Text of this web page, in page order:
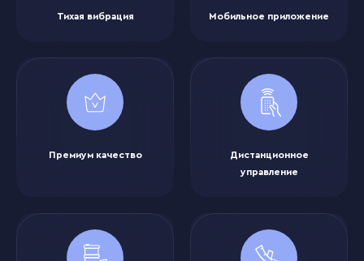
Тихая вибрация Мобильное приложение
Премиум качество
Дистанционное
управление